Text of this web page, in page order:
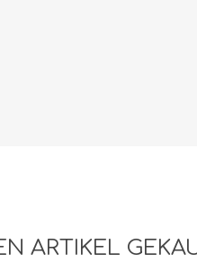
ARTIKEL